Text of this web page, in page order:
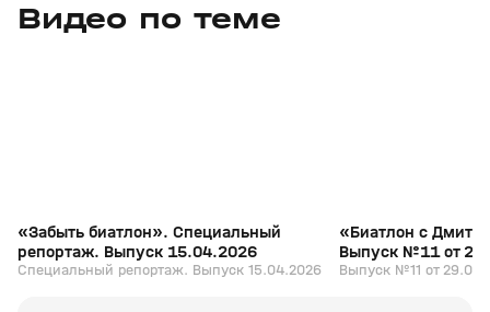
Видео по теме
15 апр, 13:09
«Забыть биатлон». Специальный
репортаж. Выпуск 15.04.2026
Специальный репортаж. Выпуск 15.04.2026
«Биатлон с
Выпуск №11 от
Выпуск №11 от